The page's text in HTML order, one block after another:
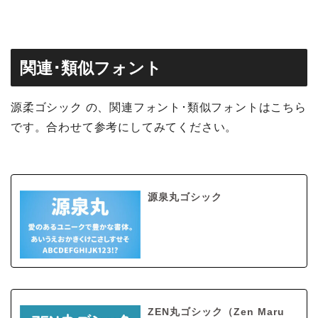
関連･類似フォント
源柔ゴシック の、関連フォント･類似フォントはこちら
です。合わせて参考にしてみてください。
源泉丸ゴシック
ZEN丸ゴシック（Zen Maru